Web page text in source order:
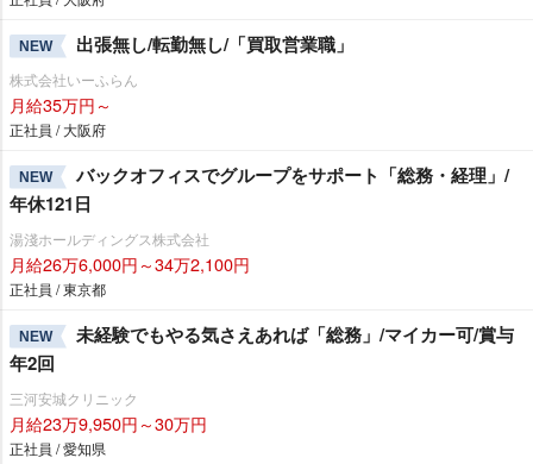
NEW 出張無し/転勤無し/「買取営業職」
株式会社いーふらん
月給35万円～
正社員 / 大阪府
NEW
バックオフィスでグループをサポート「総務・経理」/
年休121日
湯淺ホールディングス株式会社
月給26万6,000円～34万2,100円
正社員 / 東京都
NEW
未経験でもやる気さえあれば「総務」/マイカー可/賞与
年2回
三河安城クリニック
月給23万9,950円～30万円
正社員 / 愛知県